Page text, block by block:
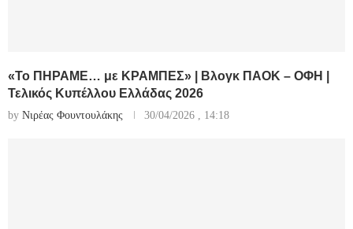
«Το ΠΗΡΑΜΕ… με ΚΡΑΜΠΕΣ» | Βλογκ ΠΑΟΚ – ΟΦΗ |
Τελικός Κυπέλλου Ελλάδας 2026
by Νιρέας Φουντουλάκης 30/04/2026 , 14:18